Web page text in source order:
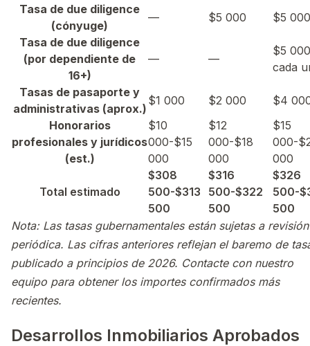
Tasa de due diligence
(cónyuge)
— $5 000
$5 000
Tasa de due diligence
(por dependiente de
16+)
— —
$5 000
cada
Tasas de pasaporte y
administrativas (aprox.)
$1 000 $2 000
$4
Honorarios
profesionales y jurídicos
(est.)
$10
000-$15
000
$12
000-$18
000
$15
000-
000
Total estimado
$308
500-$313
500
$316
500-$322
500
$326
500-
500
Nota: Las tasas gubernamentales están sujetas a revisión
periódica. Las cifras anteriores reflejan el baremo de
publicado a principios de 2026. Contacte con nuestro
equipo para obtener los importes confirmados más
recientes.
Desarrollos Inmobiliarios Aprobados